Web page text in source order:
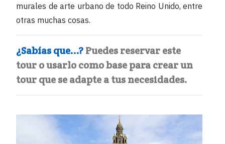
murales de arte urbano de todo Reino Unido, entre
otras muchas cosas.
¿Sabías que...?Puedes reservar este
tour o usarlo como base para crear un
tour que se adapte a tus necesidades.